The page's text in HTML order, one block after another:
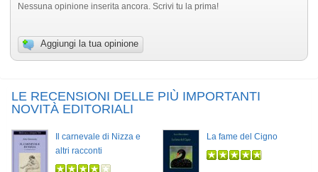
Nessuna opinione inserita ancora. Scrivi tu la prima!
Aggiungi la tua opinione
LE RECENSIONI DELLE PIÙ IMPORTANTI
NOVITÀ EDITORIALI
Il carnevale di Nizza e
altri racconti
La fame del Cigno